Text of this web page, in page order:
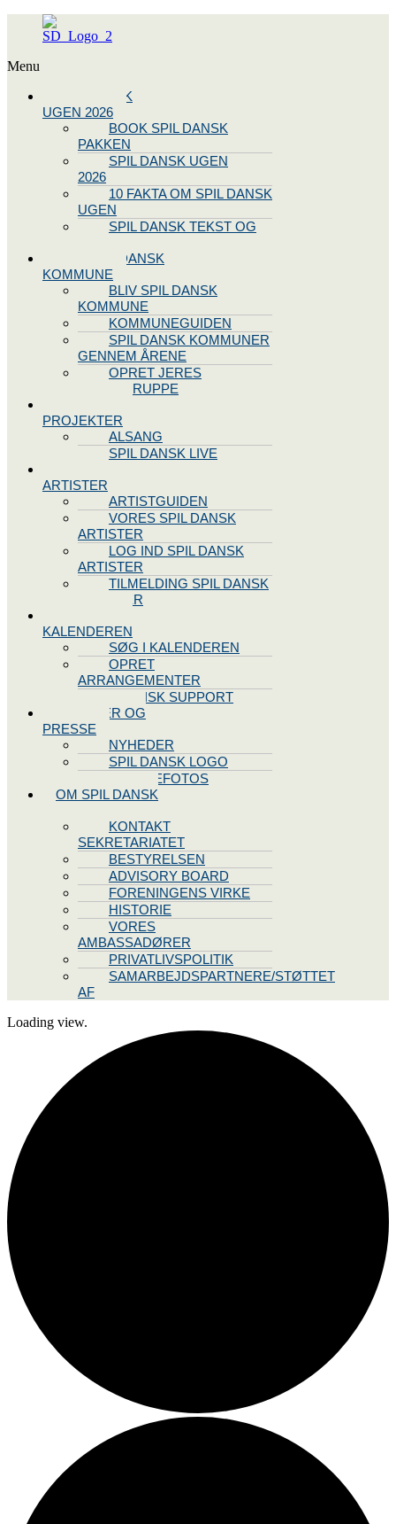
Menu
SPIL DANSK
UGEN 2026
BOOK SPIL DANSK
PAKKEN
SPIL DANSK UGEN
2026
10 FAKTA OM SPIL DANSK
UGEN
SPIL DANSK TEKST OG
BLIV SPIL DANSK
KOMMUNE
BLIV SPIL DANSK
KOMMUNE
KOMMUNEGUIDEN
SPIL DANSK KOMMUNER
GENNEM ÅRENE
OPRET JERES
STYREGRUPPE
PROJEKTER
ALSANG
SPIL DANSK LIVE
ARTISTER
ARTISTGUIDEN
VORES SPIL DANSK
ARTISTER
LOG IND SPIL DANSK
ARTISTER
TILMELDING SPIL DANSK
ARTISTER
KALENDEREN
SØG I KALENDEREN
OPRET
ARRANGEMENTER
TEKNISK SUPPORT
NYHEDER OG
PRESSE
NYHEDER
SPIL DANSK LOGO
PRESSEFOTOS
OM SPIL DANSK
KONTAKT
SEKRETARIATET
BESTYRELSEN
ADVISORY BOARD
FORENINGENS VIRKE
HISTORIE
VORES
AMBASSADØRER
PRIVATLIVSPOLITIK
SAMARBEJDSPARTNERE/STØTTET
AF
Loading view.